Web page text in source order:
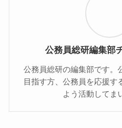
公務員総研編集部
公務員総研の編集部です。
目指す方、公務員を応援す
よう活動してま